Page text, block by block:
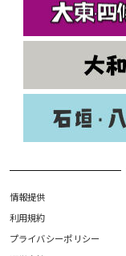
情報提供
利用規約
プライバシーポリシー